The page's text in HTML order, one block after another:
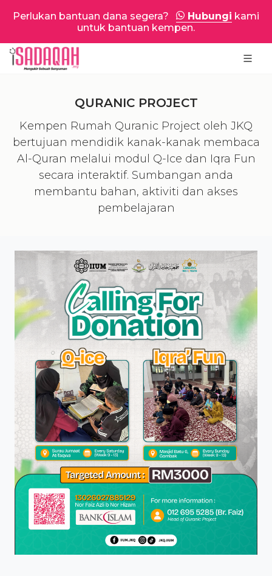
Perlukan bantuan dana segera? Hubungi kami
untuk bantuan kempen.
QURANIC PROJECT
Kempen Rumah Quranic Project oleh JKQ
bertujuan mendidik kanak-kanak membaca
Al-Quran melalui modul Q-Ice dan Iqra Fun
secara interaktif. Sumbangan anda
membantu bahan, aktiviti dan akses
pembelajaran